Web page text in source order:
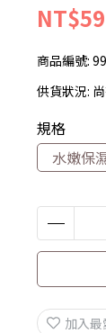
NT$59
商品編號:
供貨狀況:
規格
水嫩保
加入最